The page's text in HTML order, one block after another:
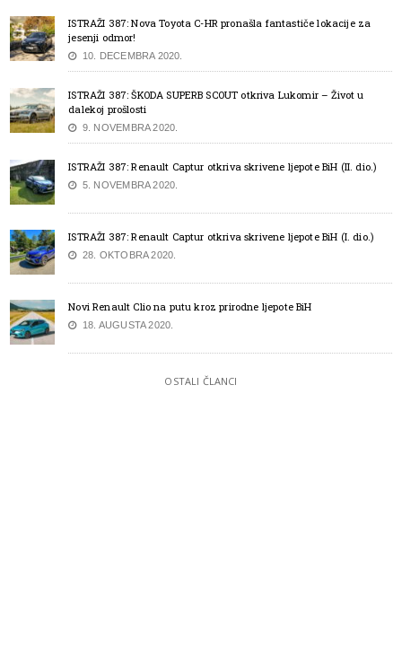
ISTRAŽI 387: Nova Toyota C-HR pronašla fantastiče lokacije za
jesenji odmor!
10. DECEMBRA 2020.
ISTRAŽI 387: ŠKODA SUPERB SCOUT otkriva Lukomir – Život u
dalekoj prošlosti
9. NOVEMBRA 2020.
ISTRAŽI 387: Renault Captur otkriva skrivene ljepote BiH (II. dio.)
5. NOVEMBRA 2020.
ISTRAŽI 387: Renault Captur otkriva skrivene ljepote BiH (I. dio.)
28. OKTOBRA 2020.
Novi Renault Clio na putu kroz prirodne ljepote BiH
18. AUGUSTA 2020.
OSTALI ČLANCI